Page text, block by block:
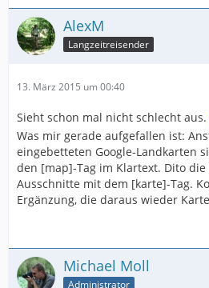
AlexM
Langzeitreisender
13. März 2015 um 00:40
Sieht schon mal nicht schlecht aus.
Was mir gerade aufgefallen ist:
eingebetteten Google-Landkarten
den [map]-Tag im Klartext. Dito
Ausschnitte mit dem [karte]-Tag.
Ergänzung, die daraus wieder
Michael Moll
Administrator